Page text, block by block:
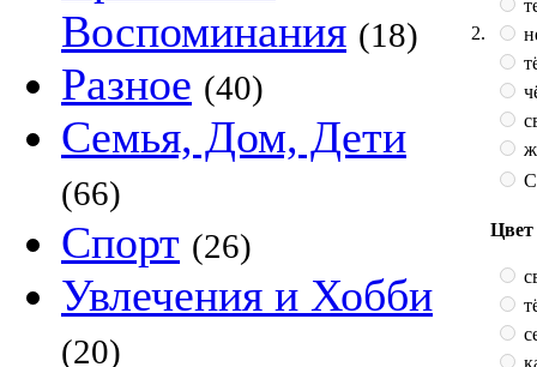
Воспоминания (18)
Разное (40)
Семья, Дом, Дети
(66)
Спорт (26)
Увлечения и Хобби
(20)
2.
Цвет